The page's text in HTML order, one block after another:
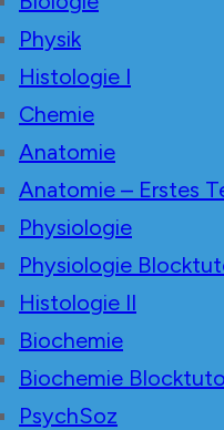
Physik
Histologie I
Chemie
Anatomie
Anatomie – Erstes
Physiologie
Physiologie
Histologie II
Biochemie
Biochemie
PsychSoz